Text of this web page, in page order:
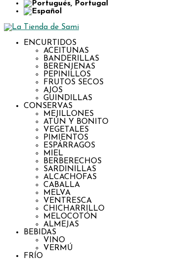
ENCURTIDOS
ACEITUNAS
BANDERILLAS
BERENJENAS
PEPINILLOS
FRUTOS SECOS
AJOS
GUINDILLAS
CONSERVAS
MEJILLONES
ATÚN Y BONITO
VEGETALES
PIMIENTOS
ESPÁRRAGOS
MIEL
BERBERECHOS
SARDINILLAS
ALCACHOFAS
CABALLA
MELVA
VENTRESCA
CHICHARRILLO
MELOCOTÓN
ALMEJAS
BEBIDAS
VINO
VERMÚ
FRÍO